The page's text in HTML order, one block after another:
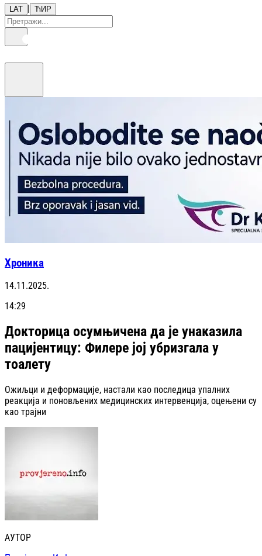
LAT | ЋИР
Хроника
14.11.2025.
14:29
Докторица осумњичена да је унаказила
пацијентицу: Филере јој убризгала у
тоалету
Ожиљци и деформације, настали као последица упалних
реакција и поновљених медицинских интервенција, оцењени су
као трајни
АУТОР